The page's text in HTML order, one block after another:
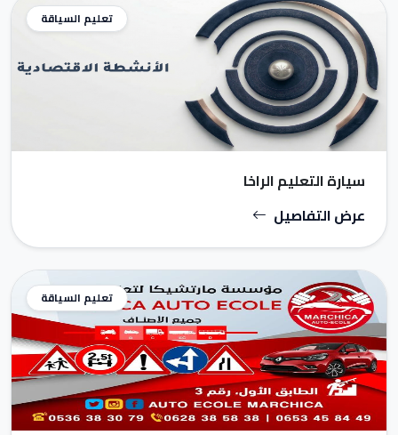
تعليم السياقة
سيارة التعليم الراخا
عرض التفاصيل
تعليم السياقة